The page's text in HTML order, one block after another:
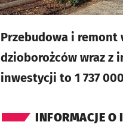
Przebudowa i
dzioborożców wraz z
inwestycji to 1 737
INFORMACJE O